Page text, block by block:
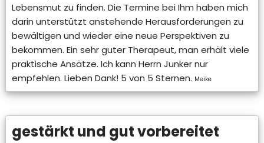
Lebensmut zu finden. Die Termine bei Ihm haben mich
darin unterstützt anstehende Herausforderungen zu
bewältigen und wieder eine neue Perspektiven zu
bekommen. Ein sehr guter Therapeut, man erhält viele
praktische Ansätze. Ich kann Herrn Junker nur
empfehlen. Lieben Dank! 5 von 5 Sternen. Meike
gestärkt und gut vorbereitet